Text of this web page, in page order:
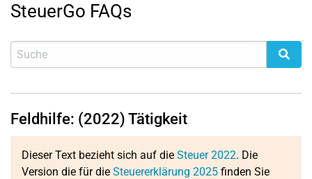
SteuerGo FAQs
Feldhilfe: (2022) Tätigkeit
Dieser Text bezieht sich auf die Steuer 2022. Die
Version die für die Steuererklärung 2025 finden Sie